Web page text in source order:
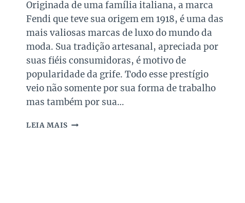
Originada de uma família italiana, a marca
Fendi que teve sua origem em 1918, é uma das
mais valiosas marcas de luxo do mundo da
moda. Sua tradição artesanal, apreciada por
suas fiéis consumidoras, é motivo de
popularidade da grife. Todo esse prestígio
veio não somente por sua forma de trabalho
mas também por sua…
LEIA MAIS MAIS